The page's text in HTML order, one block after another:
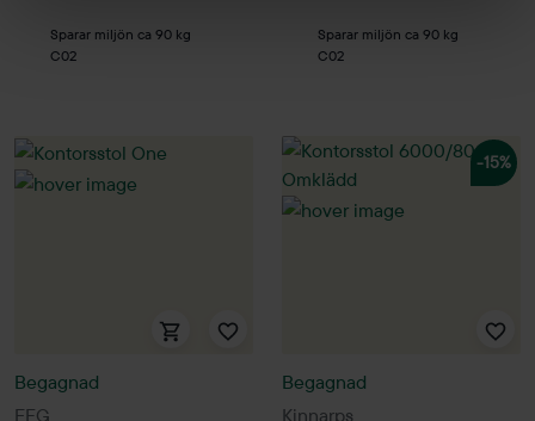
Sparar miljön ca 90 kg
C02
Sparar miljön ca 90 kg
C02
EFG
Begagnad
-15%
Kinnarps
Begagnad